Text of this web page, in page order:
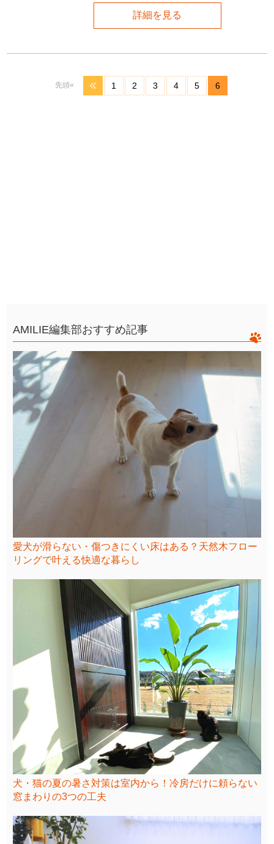
詳細を見る
先頭« 1 2 3 4 5 6
AMILIE編集部おすすめ記事
愛犬が滑らない・傷つきにくい床はある？天然木フロー
リングで叶える快適な暮らし
犬・猫の夏の暑さ対策は室内から！冷房だけに頼らない
窓まわりの3つの工夫